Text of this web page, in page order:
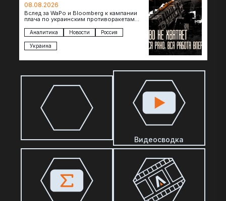
08.08.2026
Вслед за WaPo и Bloomberg к кампании
плача по украинским противоракетам
Там, ссылаясь на сотрудников…
Аналитика Новости Россия
Украина
Видеосводка